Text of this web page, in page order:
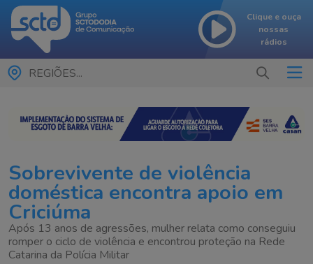
Clique e ouça
nossas
rádios
REGIÕES...
Sobrevivente de violência
doméstica encontra apoio em
Criciúma
Após 13 anos de agressões, mulher relata como conseguiu
romper o ciclo de violência e encontrou proteção na Rede
Catarina da Polícia Militar